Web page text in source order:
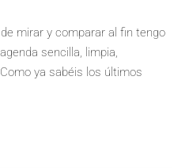
mirar y comparar al fin tengo
sencilla, limpia,
ya sabéis los últimos